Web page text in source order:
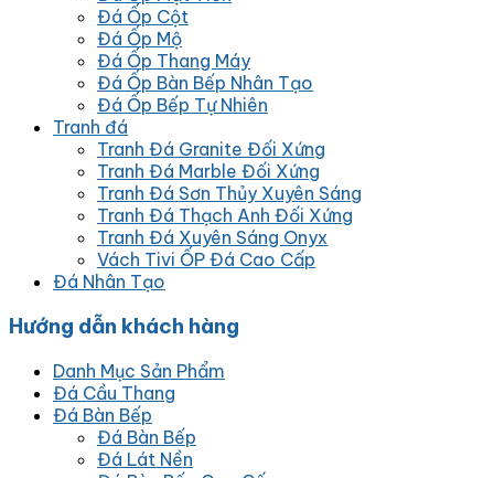
Đá Ốp Cột
Đá Ốp Mộ
Đá Ốp Thang Máy
Đá Ốp Bàn Bếp Nhân Tạo
Đá Ốp Bếp Tự Nhiên
Tranh đá
Tranh Đá Granite Đối Xứng
Tranh Đá Marble Đối Xứng
Tranh Đá Sơn Thủy Xuyên Sáng
Tranh Đá Thạch Anh Đối Xứng
Tranh Đá Xuyên Sáng Onyx
Vách Tivi ỐP Đá Cao Cấp
Đá Nhân Tạo
Hướng dẫn khách hàng
Danh Mục Sản Phẩm
Đá Cầu Thang
Đá Bàn Bếp
Đá Bàn Bếp
Đá Lát Nền